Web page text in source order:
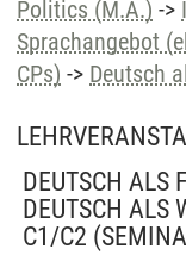
Politics (M.A.) ->
Sprachangebot
CPs) -> Deutsch
DEUTSCH ALS
DEUTSCH ALS
C1/C2